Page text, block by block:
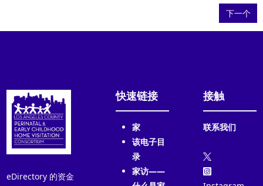
eDirectory 的资金
快速链接
家
该电子目
录
家访——
接触
联系我们